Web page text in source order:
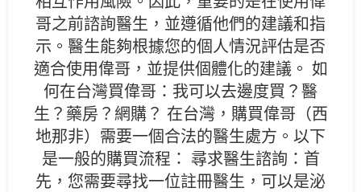
哥之前諮詢醫生，並遵循他們的建議和指
示。醫生能夠根據您的個人情況評估是否
適合使用偉哥，並提供個體化的建議。 如
何在台灣買偉哥：我可以去邊度買？醫
生？藥房？網購？ 在台灣，購買偉哥（西
地那非）需要一個合法的醫生處方。以下
是一般的購買流程： 尋求醫生諮詢：首
先，您需要尋找一位註冊醫生，可以是泌